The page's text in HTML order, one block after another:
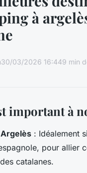
à
30/03/2026 16:449 min
important à
: Idéalement
pour allier
catalanes.